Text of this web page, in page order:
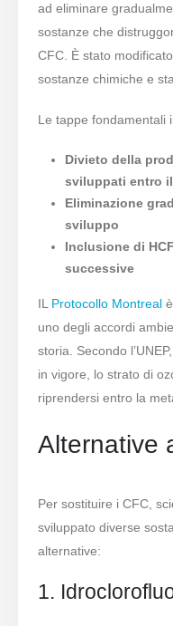
ad eliminare
sostanze che
CFC. È stato
sostanze chimiche e
Le tappe fondamentali
Divieto della
sviluppati entro il
Eliminazione
sviluppo
Inclusione di
successive
IL Protocollo Montreal
uno degli accordi
storia. Secondo
in vigore, lo strato di
riprendersi entro la
Alternative
Per sostituire i CFC,
sviluppato diverse
alternative:
1.